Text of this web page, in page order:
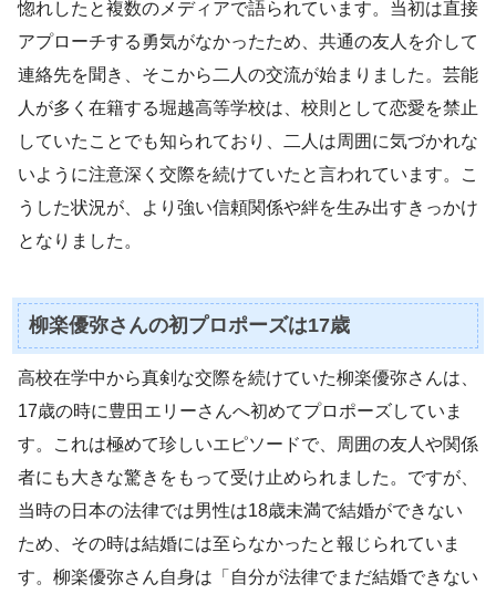
惚れしたと複数のメディアで語られています。当初は直接
アプローチする勇気がなかったため、共通の友人を介して
連絡先を聞き、そこから二人の交流が始まりました。芸能
人が多く在籍する堀越高等学校は、校則として恋愛を禁止
していたことでも知られており、二人は周囲に気づかれな
いように注意深く交際を続けていたと言われています。こ
うした状況が、より強い信頼関係や絆を生み出すきっかけ
となりました。
柳楽優弥さんの初プロポーズは17歳
高校在学中から真剣な交際を続けていた柳楽優弥さんは、
17歳の時に豊田エリーさんへ初めてプロポーズしていま
す。これは極めて珍しいエピソードで、周囲の友人や関係
者にも大きな驚きをもって受け止められました。ですが、
当時の日本の法律では男性は18歳未満で結婚ができない
ため、その時は結婚には至らなかったと報じられていま
す。柳楽優弥さん自身は「自分が法律でまだ結婚できない